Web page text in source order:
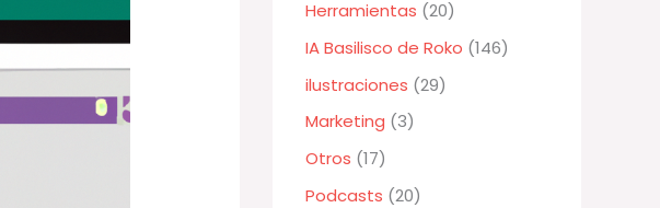
r
:
Herramientas (20)
IA Basilisco de Roko (146)
ilustraciones (29)
Marketing (3)
Otros (17)
Podcasts (20)